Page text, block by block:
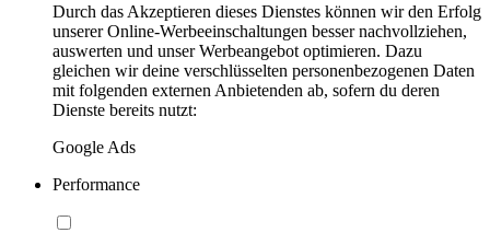
Durch das Akzeptieren dieses Dienstes können wir den Erfolg
unserer Online-Werbeeinschaltungen besser nachvollziehen,
auswerten und unser Werbeangebot optimieren. Dazu
gleichen wir deine verschlüsselten personenbezogenen Daten
mit folgenden externen Anbietenden ab, sofern du deren
Dienste bereits nutzt:
Google Ads
Performance